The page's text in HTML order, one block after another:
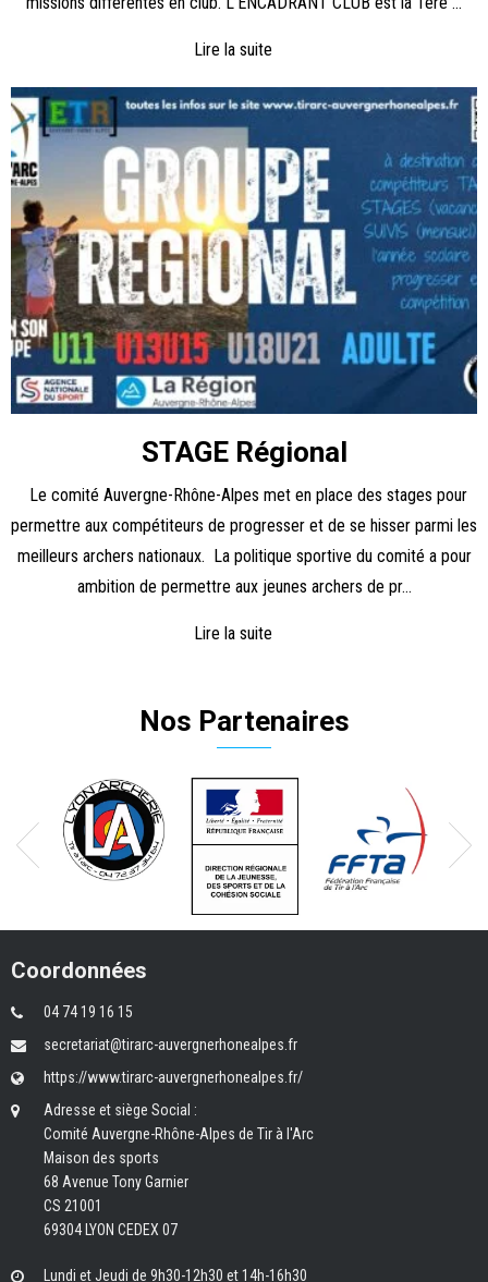
Lire la suite
STAGE Régional
Le comité Auvergne-Rhône-Alpes met en place des stages pour
permettre aux compétiteurs de progresser et de se hisser parmi les
meilleurs archers nationaux. La politique sportive du comité a pour
ambition de permettre aux jeunes archers de pr...
Lire la suite
Nos Partenaires
Coordonnées
04 74 19 16 15
secretariat@tirarc-auvergnerhonealpes.fr
https://www.tirarc-auvergnerhonealpes.fr/
Adresse et siège Social :
Comité Auvergne-Rhône-Alpes de Tir à l'Arc
Maison des sports
68 Avenue Tony Garnier
CS 21001
69304 LYON CEDEX 07
Lundi et Jeudi de 9h30-12h30 et 14h-16h30